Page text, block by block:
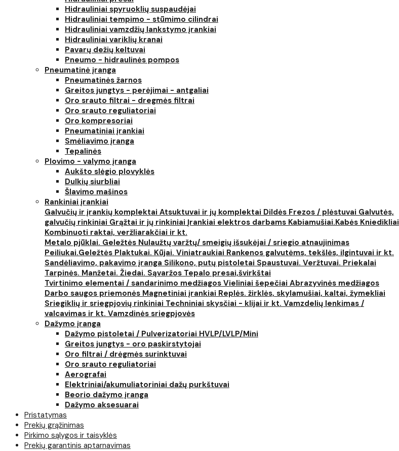
Hidrauliniai spyruoklių suspaudėjai
Hidrauliniai tempimo - stūmimo cilindrai
Hidrauliniai vamzdžių lankstymo įrankiai
Hidrauliniai variklių kranai
Pavarų dežių keltuvai
Pneumo - hidraulinės pompos
Pneumatinė įranga
Pneumatinės žarnos
Greitos jungtys - perėjimai - antgaliai
Oro srauto filtrai - dregmės filtrai
Oro srauto reguliatoriai
Oro kompresoriai
Pneumatiniai įrankiai
Smėliavimo įranga
Tepalinės
Plovimo - valymo įranga
Aukšto slėgio plovyklės
Dulkių siurbliai
Šlavimo mašinos
Rankiniai įrankiai
Galvučių ir įrankių komplektai Atsuktuvai ir jų komplektai Dildės Frezos / plėstuvai Galvutės,
galvučių rinkiniai Grąžtai ir jų rinkiniai Įrankiai elektros darbams Kabiamušiai.Kabės Kniedikliai
Kombinuoti raktai, veržliarakčiai ir kt.
Metalo pjūklai. Geležtės Nulaužtų varžtų/ smeigių išsukėjai / sriegio atnaujinimas
Peiliukai.Geležtės Plaktukai. Kūjai. Viniatraukiai Rankenos galvutėms, tekšlės, ilgintuvai ir kt.
Sandėliavimo, pakavimo įranga Silikono, putų pistoletai Spaustuvai. Veržtuvai. Priekalai
Tarpinės. Manžetai. Žiedai. Sąvaržos Tepalo presai,švirkštai
Tvirtinimo elementai / sandarinimo medžiagos Vieliniai šepečiai Abrazyvinės medžiagos
Darbo saugos priemonės Magnetiniai įrankiai Replės. žirklės, skylamušiai, kaltai, žymekliai
Sriegiklių ir sriegpjovių rinkiniai Techniniai skysčiai - klijai ir kt. Vamzdelių lenkimas /
valcavimas ir kt. Vamzdinės sriegpjovės
Dažymo įranga
Dažymo pistoletai / Pulverizatoriai HVLP/LVLP/Mini
Greitos jungtys - oro paskirstytojai
Oro filtrai / drėgmės surinktuvai
Oro srauto reguliatoriai
Aerografai
Elektriniai/akumuliatoriniai dažų purkštuvai
Beorio dažymo įranga
Dažymo aksesuarai
Pristatymas
Prekių grąžinimas
Pirkimo sąlygos ir taisyklės
Prekių garantinis aptarnavimas